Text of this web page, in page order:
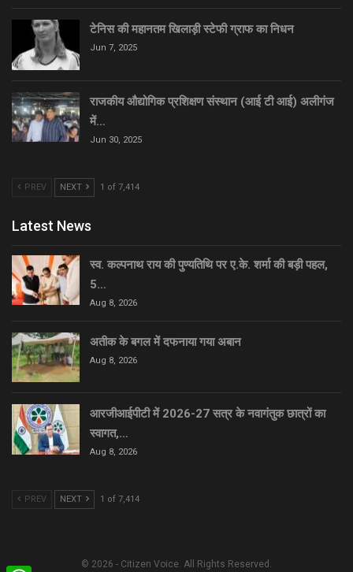
टेनिस की महानतम खिलाड़ी स्टेफी ग्राफ का निधन
Jun 7, 2025
राजकीय औद्योगिक प्रशिक्षण संस्थान (आई टी आई) अलीगंज
में…
Jun 30, 2025
PREV NEXT 1 of 7,414
Latest News
स्व. कल्पनाथ राय की पुण्यतिथि पर ए.के. शर्मा की बड़ी पहल,
5…
Aug 8, 2026
अतीक के बगल में दफनाया गया अबान
Aug 8, 2026
आरजीआईपीटी में 2026-27 सत्र के नवागंतुक छात्रों का
स्वागत,…
Aug 8, 2026
PREV NEXT 1 of 7,414
© 2026 - Citizen Voice. All Rights Reserved.